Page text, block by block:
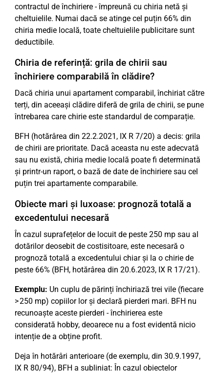
contractul de închiriere - împreună cu chiria netă și
cheltuielile. Numai dacă se atinge cel puțin 66% din
chiria medie locală, toate cheltuielile publicitare sunt
deductibile.
Chiria de referință: grila de chirii sau
închiriere comparabilă în clădire?
Dacă chiria unui apartament comparabil, închiriat către
terți, din aceeași clădire diferă de grila de chirii, se pune
întrebarea care chirie este standardul de comparație.
BFH (hotărârea din 22.2.2021, IX R 7/20) a decis: grila
de chirii are prioritate. Dacă aceasta nu este adecvată
sau nu există, chiria medie locală poate fi determinată
și printr-un raport, o bază de date de închiriere sau cel
puțin trei apartamente comparabile.
Obiecte mari și luxoase: prognoză totală a
excedentului necesară
În cazul suprafețelor de locuit de peste 250 mp sau al
dotărilor deosebit de costisitoare, este necesară o
prognoză totală a excedentului chiar și la o chirie de
peste 66% (BFH, hotărârea din 20.6.2023, IX R 17/21).
Exemplu: Un cuplu de părinți închiriază trei vile (fiecare
> 250 mp) copiilor lor și declară pierderi mari. BFH nu
recunoaște aceste pierderi - închirierea este
considerată hobby, deoarece nu a fost evidentă nicio
intenție de a obține profit.
Deja în hotărâri anterioare (de exemplu, din 30.9.1997,
IX R 80/94), BFH a subliniat: În cazul obiectelor